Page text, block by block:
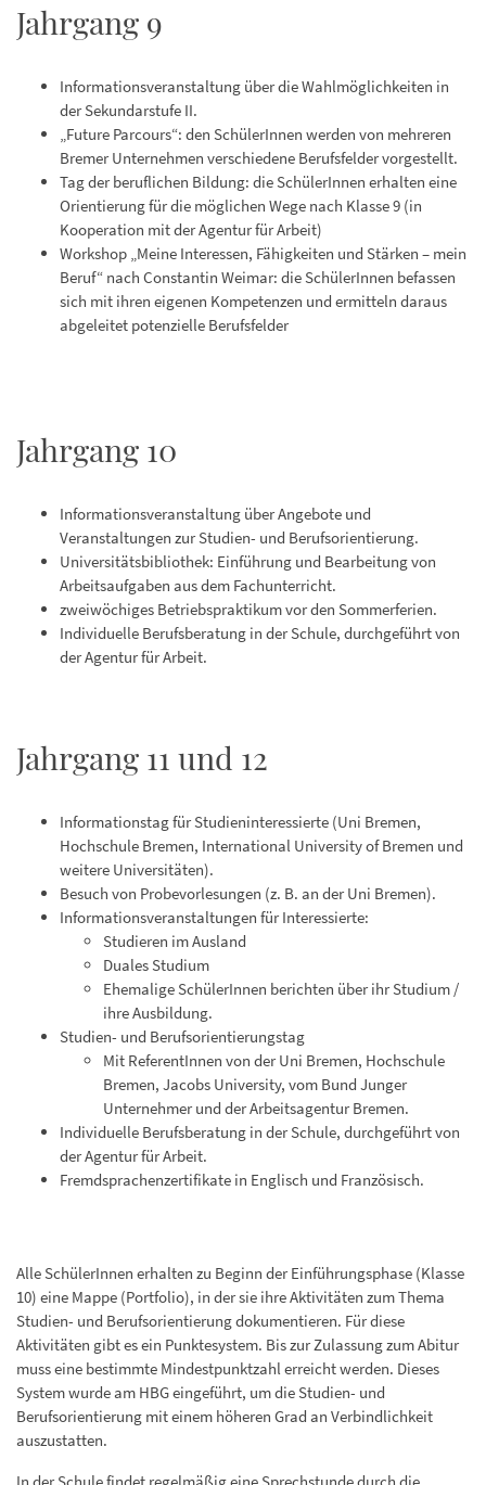
Jahrgang 9
Informationsveranstaltung über die Wahlmöglichkeiten in
der Sekundarstufe II.
„Future Parcours“: den SchülerInnen werden von mehreren
Bremer Unternehmen verschiedene Berufsfelder vorgestellt.
Tag der beruflichen Bildung: die SchülerInnen erhalten eine
Orientierung für die möglichen Wege nach Klasse 9 (in
Kooperation mit der Agentur für Arbeit)
Workshop „Meine Interessen, Fähigkeiten und Stärken – mein
Beruf“ nach Constantin Weimar: die SchülerInnen befassen
sich mit ihren eigenen Kompetenzen und ermitteln daraus
abgeleitet potenzielle Berufsfelder
Jahrgang 10
Informationsveranstaltung über Angebote und
Veranstaltungen zur Studien- und Berufsorientierung.
Universitätsbibliothek: Einführung und Bearbeitung von
Arbeitsaufgaben aus dem Fachunterricht.
zweiwöchiges Betriebspraktikum vor den Sommerferien.
Individuelle Berufsberatung in der Schule, durchgeführt von
der Agentur für Arbeit.
Jahrgang 11 und 12
Informationstag für Studieninteressierte (Uni Bremen,
Hochschule Bremen, International University of Bremen und
weitere Universitäten).
Besuch von Probevorlesungen (z. B. an der Uni Bremen).
Informationsveranstaltungen für Interessierte:
Studieren im Ausland
Duales Studium
Ehemalige SchülerInnen berichten über ihr Studium /
ihre Ausbildung.
Studien- und Berufsorientierungstag
Mit ReferentInnen von der Uni Bremen, Hochschule
Bremen, Jacobs University, vom Bund Junger
Unternehmer und der Arbeitsagentur Bremen.
Individuelle Berufsberatung in der Schule, durchgeführt von
der Agentur für Arbeit.
Fremdsprachenzertifikate in Englisch und Französisch.
Alle SchülerInnen erhalten zu Beginn der Einführungsphase (Klasse
10) eine Mappe (Portfolio), in der sie ihre Aktivitäten zum Thema
Studien- und Berufsorientierung dokumentieren. Für diese
Aktivitäten gibt es ein Punktesystem. Bis zur Zulassung zum Abitur
muss eine bestimmte Mindestpunktzahl erreicht werden. Dieses
System wurde am HBG eingeführt, um die Studien- und
Berufsorientierung mit einem höheren Grad an Verbindlichkeit
auszustatten.